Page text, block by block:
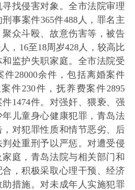
找侵害对象。全市法院审理
事案件365件488人，罪名主
众斗殴、故意伤害等，被告
，16至18周岁428人，较高比
监护失职家庭。全市法院受
28000余件，包括离婚案件
件230件，抚养费案件2895
1474件。对强奸、猥亵、强
儿童身心健康犯罪，青岛法
对犯罪性质和情节恶劣、后
处重刑予以严惩。对遭受侵
庭，青岛法院与相关部门和
，积极采取心理干预、经济
措施。对未成年人实施犯罪